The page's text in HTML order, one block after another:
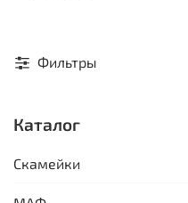
Фильтры
Каталог
Скамейки